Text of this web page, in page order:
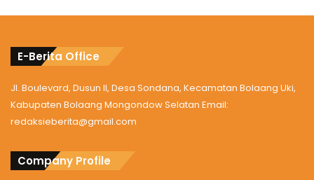
E-Berita Office
Jl. Boulevard, Dusun II, Desa Sondana, Kecamatan Bolaang Uki,
Kabupaten Bolaang Mongondow Selatan Email:
redaksieberita@gmail.com
Company Profile